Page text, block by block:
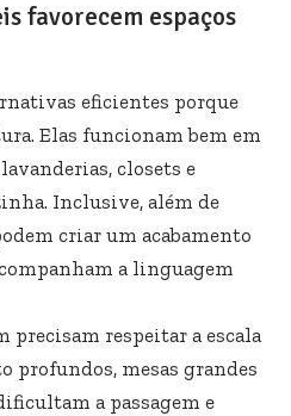
favorecem espaços
eficientes porque
Elas funcionam bem em
closets e
Inclusive, além de
criar um acabamento
a linguagem
precisam respeitar a escala
profundos, mesas grandes
a passagem e